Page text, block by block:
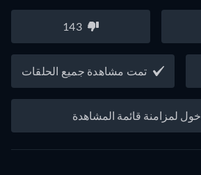
143
تمت مشاهدة جميع الحلقات
لمزامنة قائمة المشاهدة